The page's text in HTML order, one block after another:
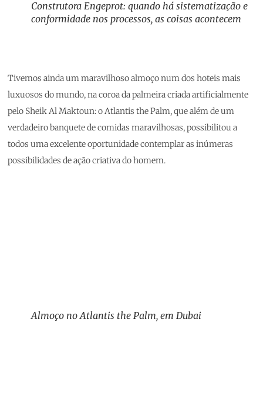
Construtora Engeprot: quando há sistematização e
conformidade nos processos, as coisas acontecem
Tivemos ainda um maravilhoso almoço num dos hoteis mais
luxuosos do mundo, na coroa da palmeira criada artificialmente
pelo Sheik Al Maktoun: o Atlantis the Palm, que além de um
verdadeiro banquete de comidas maravilhosas, possibilitou a
todos uma excelente oportunidade contemplar as inúmeras
possibilidades de ação criativa do homem.
Almoço no Atlantis the Palm, em Dubai